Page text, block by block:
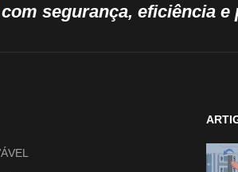
segurança, eficiência e